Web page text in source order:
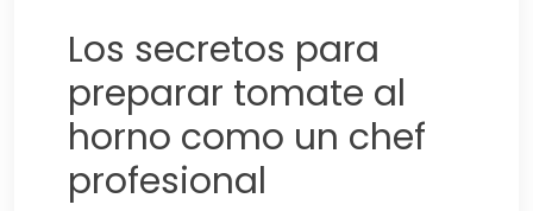
Los secretos para
preparar tomate al
horno como un chef
profesional